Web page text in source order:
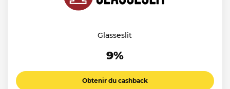
Glasseslit
9%
Obtenir du cashback